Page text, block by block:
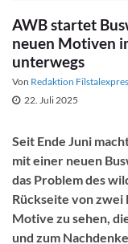
AWB startet
neuen Motiven
unterwegs
Von Redaktion
22. Juli 2025
Seit Ende Juni
mit einer neuen
das Problem des
Rückseite von zwei
Motive zu sehen,
und zum